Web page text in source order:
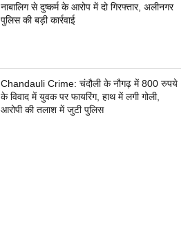
नाबालिग से दुष्कर्म के आरोप में दो गिरफ्तार, अलीनगर
पुलिस की बड़ी कार्रवाई
Chandauli Crime: चंदौली के नौगढ़ में 800 रुपये
के विवाद में युवक पर फायरिंग, हाथ में लगी गोली,
आरोपी की तलाश में जुटी पुलिस